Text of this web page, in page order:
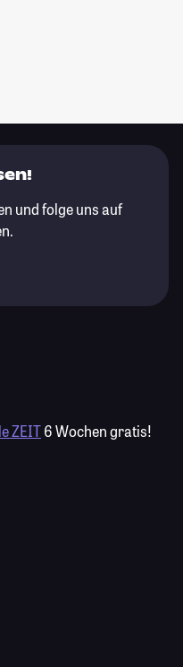
und folge uns auf
ZEIT6 Wochen gratis!